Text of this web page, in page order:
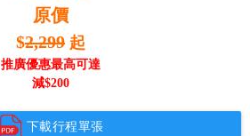
原價
$2,299 起
推廣優惠最高可達
減$200
下載行程單張